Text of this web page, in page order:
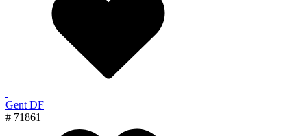
Gent DF
# 71861